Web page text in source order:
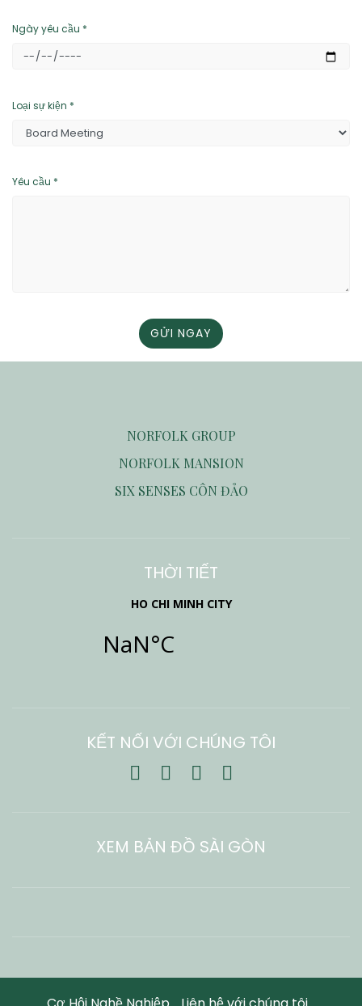
Ngày yêu cầu *
Loại sự kiện *
Yêu cầu *
NORFOLK GROUP
NORFOLK MANSION
SIX SENSES CÔN ĐẢO
THỜI TIẾT
KẾT NỐI VỚI CHÚNG TÔI
XEM BẢN ĐỒ SÀI GÒN